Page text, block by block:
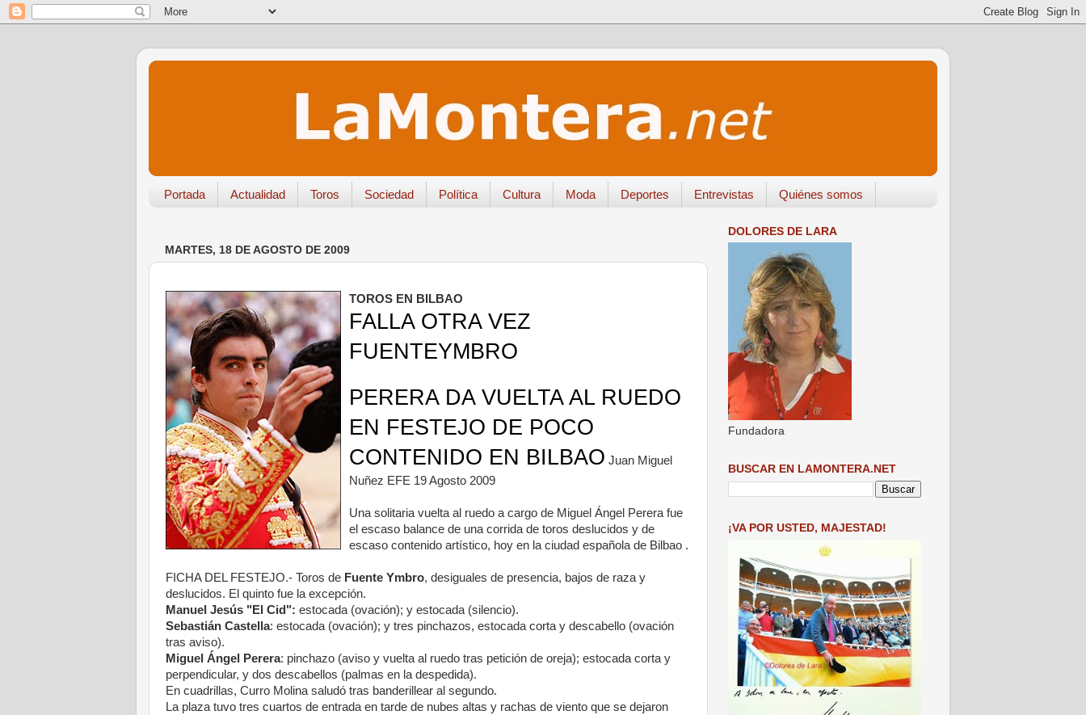
Portada Actualidad Toros Sociedad Política Cultura Moda Deportes Entrevistas Quiénes somos
MARTES, 18 DE AGOSTO DE 2009
TOROS EN BILBAO
FALLA OTRA VEZ
FUENTEYMBRO
PERERA DA VUELTA AL RUEDO
EN FESTEJO DE POCO
CONTENIDO EN BILBAO Juan Miguel
Nuñez EFE 19 Agosto 2009
Una solitaria vuelta al ruedo a cargo de Miguel Ángel Perera fue
el escaso balance de una corrida de toros deslucidos y de
escaso contenido artístico, hoy en la ciudad española de Bilbao .
FICHA DEL FESTEJO.- Toros de Fuente Ymbro, desiguales de presencia, bajos de raza y
deslucidos. El quinto fue la excepción.
Manuel Jesús "El Cid": estocada (ovación); y estocada (silencio).
Sebastián Castella: estocada (ovación); y tres pinchazos, estocada corta y descabello (ovación
tras aviso).
Miguel Ángel Perera: pinchazo (aviso y vuelta al ruedo tras petición de oreja); estocada corta y
perpendicular, y dos descabellos (palmas en la despedida).
En cuadrillas, Curro Molina saludó tras banderillear al segundo.
La plaza tuvo tres cuartos de entrada en tarde de nubes altas y rachas de viento que se dejaron
DOLORES DE LARA
Fundadora
BUSCAR EN LAMONTERA.NET
¡VA POR USTED, MAJESTAD!